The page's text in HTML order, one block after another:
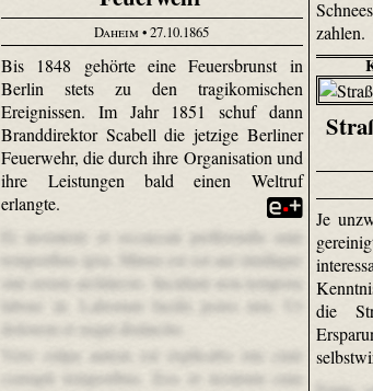
zahlen.
Daheim• 27.10.1865
Bis 1848 gehörte eine Feuersbrunst in
Berlin stets zu den tragikomischen
Ereignissen. Im Jahr 1851 schuf dann
Branddirektor Scabell die jetzige Berliner
Feuerwehr, die durch ihre Organisation und
ihre Leistungen bald einen Weltruf
erlangte.
Je
die
Et inventore et occaecati perferendis sunt
temporibus ipsa. Minus est est aut similique
sint rerum architecto. Incidunt non tempora
labore in. Laborum facilis porro nisi. Ut
dolorem et sequi distinctio.
Vero culpa autem est explicabo iste cum
corrupti temporibus. Eos et nostrum cum